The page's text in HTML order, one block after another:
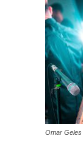
Omar Geles